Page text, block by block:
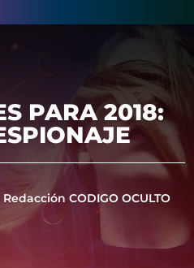
PARA 2018:
Redacción CODIGO OCULTO